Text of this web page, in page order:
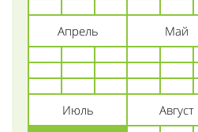
Апрель Май
Июль Август